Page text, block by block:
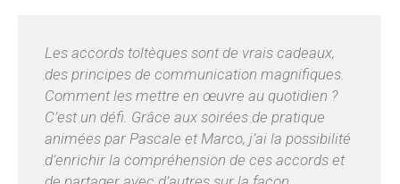
Les accords toltèques sont de vrais cadeaux,
des principes de communication magnifiques.
Comment les mettre en œuvre au quotidien ?
C’est un défi. Grâce aux soirées de pratique
animées par Pascale et Marco, j’ai la possibilité
d’enrichir la compréhension de ces accords et